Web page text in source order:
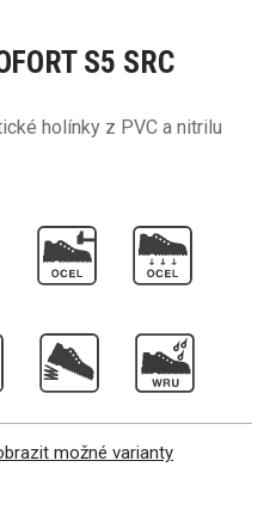
S5 SRC
holínky z PVC a nitrilu
možné varianty